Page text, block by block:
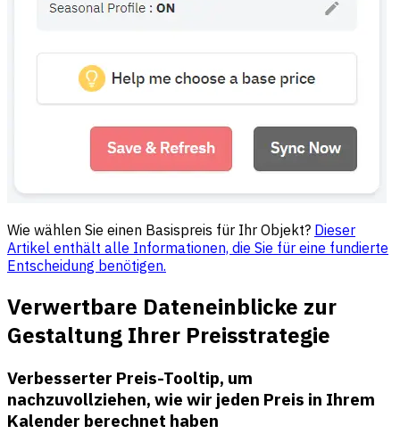
Wie wählen Sie einen Basispreis für Ihr Objekt? Dieser
Artikel enthält alle Informationen, die Sie für eine fundierte
Entscheidung benötigen.
Verwertbare Dateneinblicke zur
Gestaltung Ihrer Preisstrategie
Verbesserter Preis-Tooltip, um
nachzuvollziehen, wie wir jeden Preis in Ihrem
Kalender berechnet haben